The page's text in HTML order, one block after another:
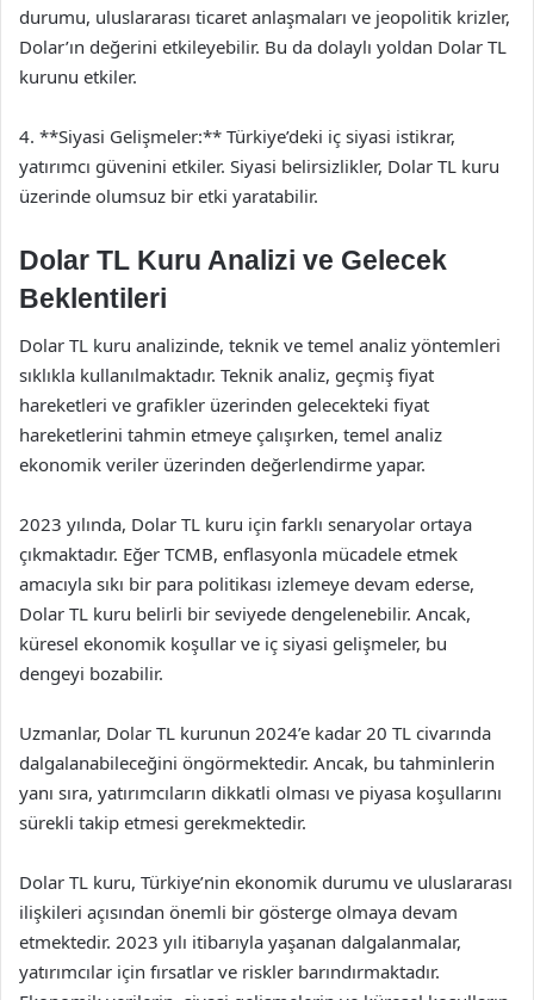
durumu, uluslararası ticaret anlaşmaları ve jeopolitik krizler,
Dolar’ın değerini etkileyebilir. Bu da dolaylı yoldan Dolar TL
kurunu etkiler.
4. **Siyasi Gelişmeler:** Türkiye’deki iç siyasi istikrar,
yatırımcı güvenini etkiler. Siyasi belirsizlikler, Dolar TL kuru
üzerinde olumsuz bir etki yaratabilir.
Dolar TL Kuru Analizi ve Gelecek
Beklentileri
Dolar TL kuru analizinde, teknik ve temel analiz yöntemleri
sıklıkla kullanılmaktadır. Teknik analiz, geçmiş fiyat
hareketleri ve grafikler üzerinden gelecekteki fiyat
hareketlerini tahmin etmeye çalışırken, temel analiz
ekonomik veriler üzerinden değerlendirme yapar.
2023 yılında, Dolar TL kuru için farklı senaryolar ortaya
çıkmaktadır. Eğer TCMB, enflasyonla mücadele etmek
amacıyla sıkı bir para politikası izlemeye devam ederse,
Dolar TL kuru belirli bir seviyede dengelenebilir. Ancak,
küresel ekonomik koşullar ve iç siyasi gelişmeler, bu
dengeyi bozabilir.
Uzmanlar, Dolar TL kurunun 2024’e kadar 20 TL civarında
dalgalanabileceğini öngörmektedir. Ancak, bu tahminlerin
yanı sıra, yatırımcıların dikkatli olması ve piyasa koşullarını
sürekli takip etmesi gerekmektedir.
Dolar TL kuru, Türkiye’nin ekonomik durumu ve uluslararası
ilişkileri açısından önemli bir gösterge olmaya devam
etmektedir. 2023 yılı itibarıyla yaşanan dalgalanmalar,
yatırımcılar için fırsatlar ve riskler barındırmaktadır.